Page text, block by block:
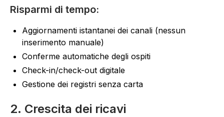
Risparmi di tempo:
Aggiornamenti istantanei dei canali (nessun
inserimento manuale)
Conferme automatiche degli ospiti
Check-in/check-out digitale
Gestione dei registri senza carta
2. Crescita dei ricavi